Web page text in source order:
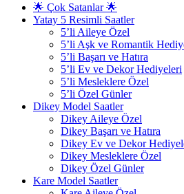
🌟 Çok Satanlar 🌟
Yatay 5 Resimli Saatler
5’li Aileye Özel
5’li Aşk ve Romantik
5’li Başarı ve Hatıra
5’li Ev ve Dekor Hediyeleri
5’li Mesleklere Özel
5’li Özel Günler
Dikey Model Saatler
Dikey Aileye Özel
Dikey Başarı ve Hatıra
Dikey Ev ve Dekor
Dikey Mesleklere Özel
Dikey Özel Günler
Kare Model Saatler